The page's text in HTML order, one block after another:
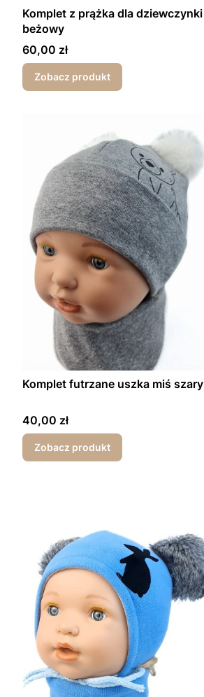
Komplet z prążka dla dziewczynki
beżowy
Cena
60,00 zł
Zobacz produkt
Komplet futrzane uszka miś szary
Cena
40,00 zł
Zobacz produkt